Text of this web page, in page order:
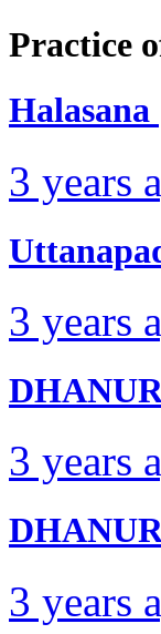
Practice
Halasana
3 years
3 years
3 years
3 years